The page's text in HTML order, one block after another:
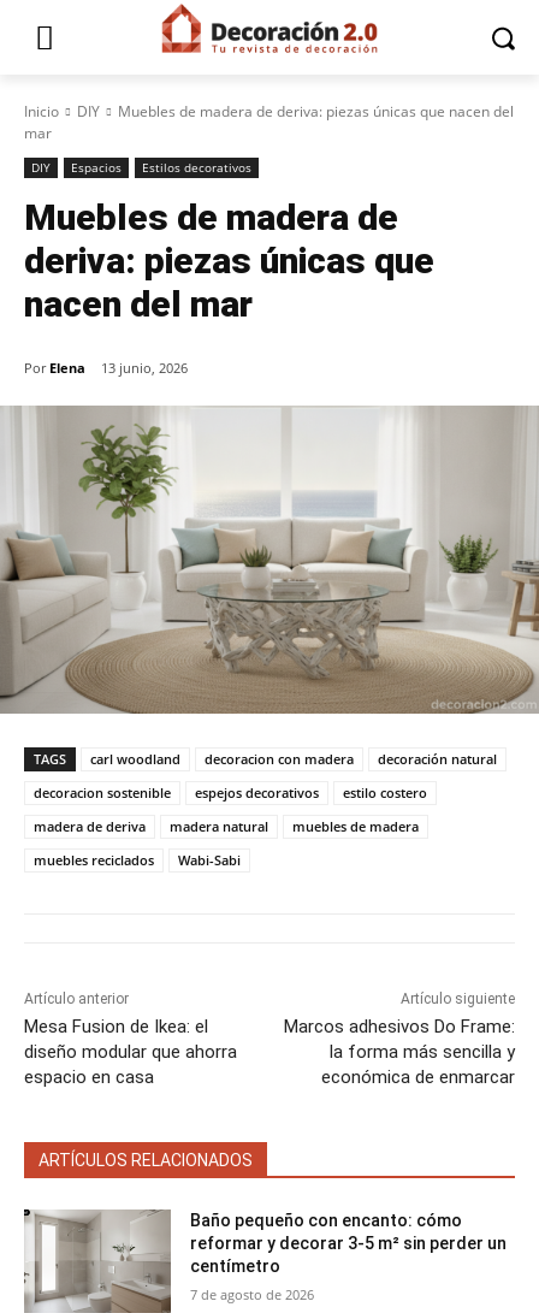
Inicio DIY
Muebles de madera de deriva: piezas únicas que nacen del
mar
DIY Espacios Estilos decorativos
Muebles de madera de
deriva: piezas únicas que
nacen del mar
Por Elena 13 junio, 2026
TAGS carl woodland decoracion con madera
decoración natural
decoracion sostenible
espejos decorativos
estilo costero
madera de deriva
madera natural
muebles de madera
muebles reciclados
Wabi-Sabi
Artículo anterior
Mesa Fusion de Ikea: el
diseño modular que ahorra
espacio en casa
Artículo siguiente
Marcos adhesivos Do Frame:
la forma más sencilla y
económica de enmarcar
ARTÍCULOS RELACIONADOS
Baño pequeño con encanto: cómo
reformar y decorar 3-5 m² sin perder un
centímetro
7 de agosto de 2026